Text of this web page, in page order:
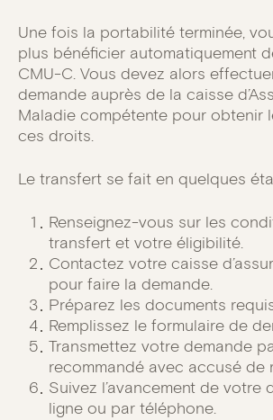
Une fois la portabilité terminée,
plus bénéficier automatiquement
CMU-C. Vous devez alors
demande auprès de la caisse
Maladie compétente pour obtenir
ces droits.
Le transfert se fait en quelques
Renseignez-vous sur les
transfert et votre éligibilité.
Contactez votre caisse
pour faire la demande.
Préparez les documents
Remplissez le formulaire de
Transmettez votre demande
recommandé avec accusé de
Suivez l’avancement de votre
ligne ou par téléphone.